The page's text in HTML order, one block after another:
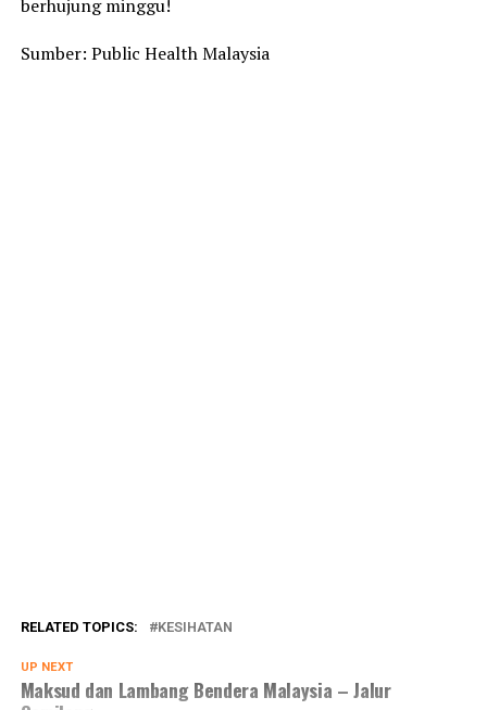
berhujung minggu!
Sumber: Public Health Malaysia
RELATED TOPICS: KESIHATAN
UP NEXT
Maksud dan Lambang Bendera Malaysia – Jalur